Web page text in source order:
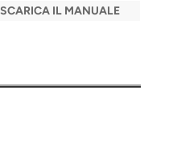
SCARICA IL MANUALE